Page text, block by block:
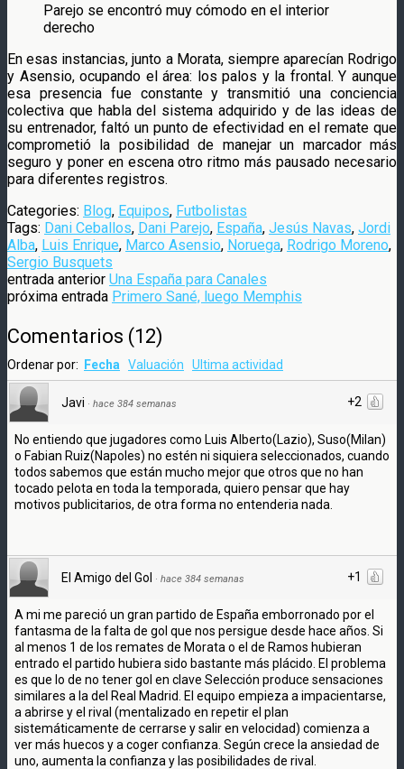
Parejo se encontró muy cómodo en el interior
derecho
En esas instancias, junto a Morata, siempre aparecían Rodrigo
y Asensio, ocupando el área: los palos y la frontal. Y aunque
esa presencia fue constante y transmitió una conciencia
colectiva que habla del sistema adquirido y de las ideas de
su entrenador, faltó un punto de efectividad en el remate que
comprometió la posibilidad de manejar un marcador más
seguro y poner en escena otro ritmo más pausado necesario
para diferentes registros.
Categories: Blog, Equipos, Futbolistas
Tags: Dani Ceballos, Dani Parejo, España, Jesús Navas, Jordi
Alba, Luis Enrique, Marco Asensio, Noruega, Rodrigo Moreno,
Sergio Busquets
entrada anterior Una España para Canales
próxima entrada Primero Sané, luego Memphis
Comentarios (12)
Ordenar por: Fecha Valuación Ultima actividad
+2
Javi · hace 384 semanas
No entiendo que jugadores como Luis Alberto(Lazio), Suso(Milan)
o Fabian Ruiz(Napoles) no estén ni siquiera seleccionados, cuando
todos sabemos que están mucho mejor que otros que no han
tocado pelota en toda la temporada, quiero pensar que hay
motivos publicitarios, de otra forma no entenderia nada.
+1
El Amigo del Gol · hace 384 semanas
A mi me pareció un gran partido de España emborronado por el
fantasma de la falta de gol que nos persigue desde hace años. Si
al menos 1 de los remates de Morata o el de Ramos hubieran
entrado el partido hubiera sido bastante más plácido. El problema
es que lo de no tener gol en clave Selección produce sensaciones
similares a la del Real Madrid. El equipo empieza a impacientarse,
a abrirse y el rival (mentalizado en repetir el plan
sistemáticamente de cerrarse y salir en velocidad) comienza a
ver más huecos y a coger confianza. Según crece la ansiedad de
uno, aumenta la confianza y las posibilidades de rival.